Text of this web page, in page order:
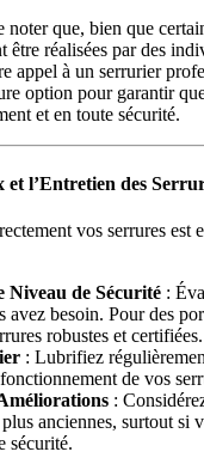
noter que, bien que
être réalisées par des
appel à un serrurier
option pour garantir
et en toute sécurité.
et l’Entretien des
vos serrures est
Niveau de Sécurité :
avez besoin. Pour des
robustes et certifiées.
: Lubrifiez
de vos
:
anciennes, surtout si
sécurité.